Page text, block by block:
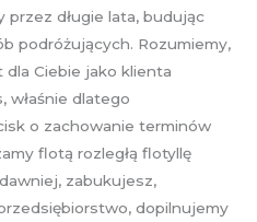
przez długie lata, budując
podróżujących. Rozumiemy,
Ciebie jako klienta
właśnie dlatego
o zachowanie terminów
flotą rozległą flotyllę
zabukujesz,
dopilnujemy